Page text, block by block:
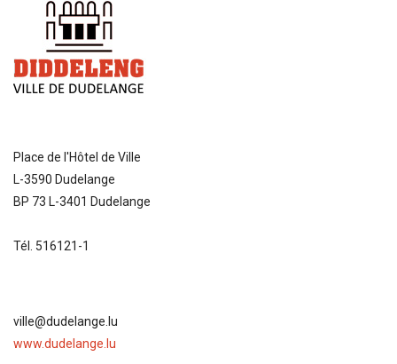
Place de l'Hôtel de Ville
L-3590 Dudelange
BP 73 L-3401 Dudelange
Tél. 516121-1
ville@dudelange.lu
www.dudelange.lu